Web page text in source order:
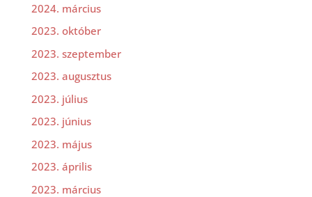
2024. március
2023. október
2023. szeptember
2023. augusztus
2023. július
2023. június
2023. május
2023. április
2023. március